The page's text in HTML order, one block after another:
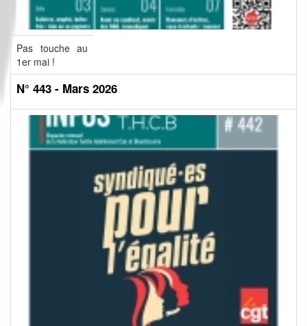
Pas touche au
1er mai !
N° 443 - Mars 2026